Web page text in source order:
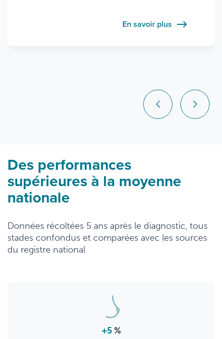
En savoir plus
En savoir plus
Des performances
supérieures à la moyenne
nationale
Données récoltées 5 ans après le diagnostic, tous
stades confondus et comparées avec les sources
du registre national
+5 %